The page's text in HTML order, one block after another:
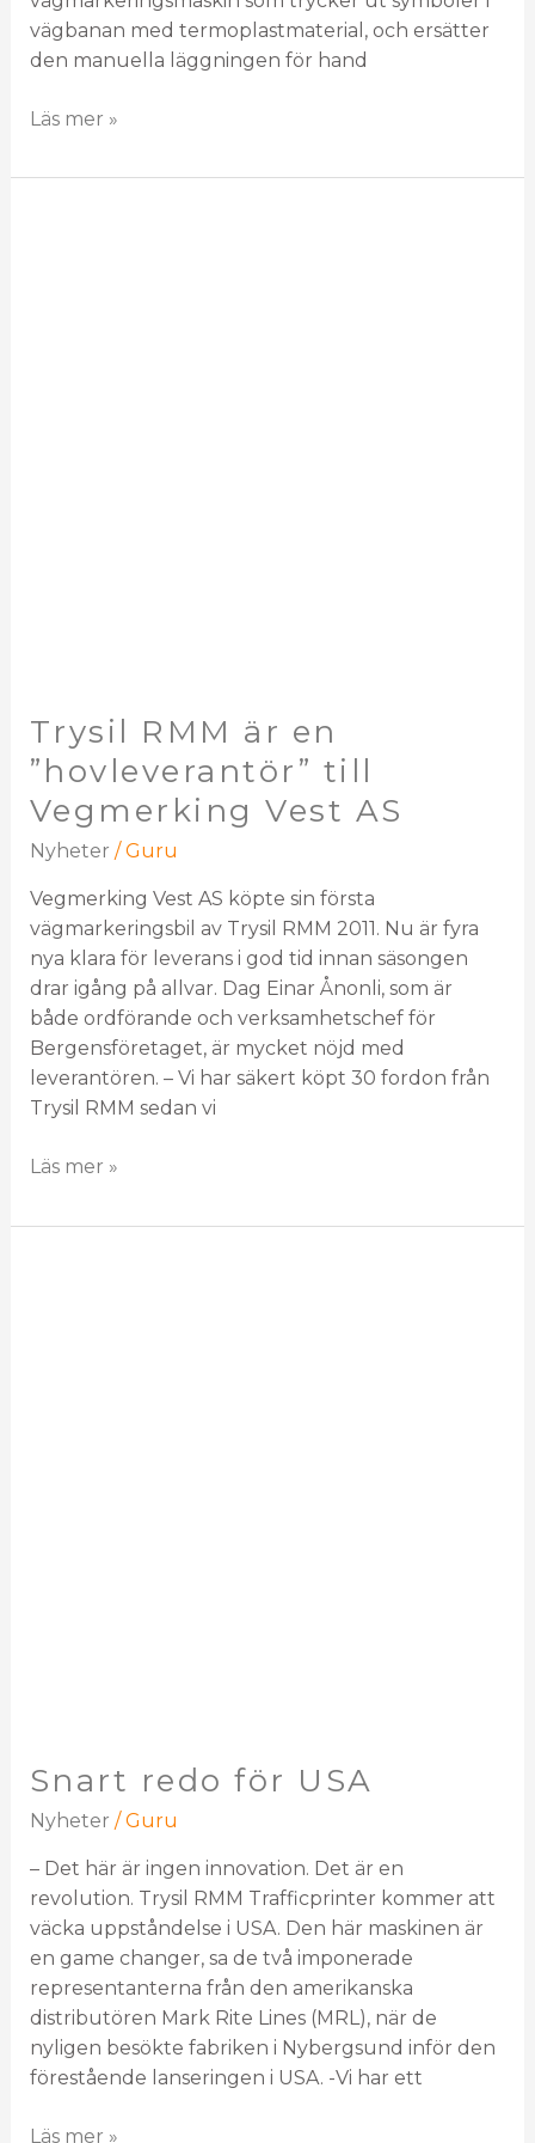
vägbanan med termoplastmaterial, och ersätter
den manuella läggningen för hand
Läs mer »
Trysil RMM är en
”hovleverantör” till
Vegmerking Vest AS
Nyheter /Guru
Vegmerking Vest AS köpte sin första
vägmarkeringsbil av Trysil RMM 2011. Nu är fyra
nya klara för leverans i god tid innan säsongen
drar igång på allvar. Dag Einar Ånonli, som är
både ordförande och verksamhetschef för
Bergensföretaget, är mycket nöjd med
leverantören. – Vi har säkert köpt 30 fordon från
Trysil RMM sedan vi
Läs mer »
Snart redo för USA
Nyheter /Guru
– Det här är ingen innovation. Det är en
revolution. Trysil RMM Trafficprinter kommer att
väcka uppståndelse i USA. Den här maskinen är
en game changer, sa de två imponerade
representanterna från den amerikanska
distributören Mark Rite Lines (MRL), när de
nyligen besökte fabriken i Nybergsund inför den
förestående lanseringen i USA. -Vi har ett
Läs mer »